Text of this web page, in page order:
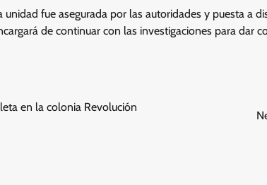
unidad fue asegurada por las autoridades y puesta a
de continuar con las investigaciones para dar
en la colonia Revolución